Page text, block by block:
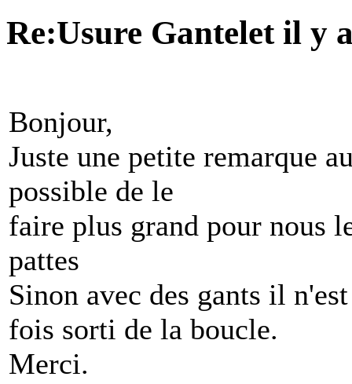
Re:Usure Gantelet il y
Bonjour,
Juste une petite remarque
possible de le
faire plus grand pour nous
pattes
Sinon avec des gants il
fois sorti de la boucle.
Merci.